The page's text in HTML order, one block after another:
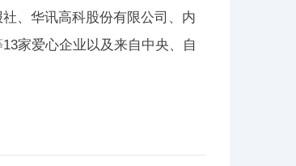
、华讯高科股份有限公司、内
家爱心企业以及来自中央、自